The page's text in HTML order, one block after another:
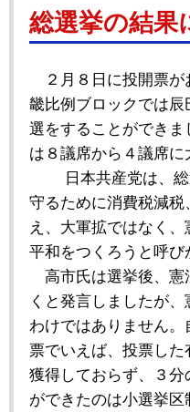
総選挙の結果
２月８日に投開票が
畿比例ブロックでは
選をすることができ
は８議席から４議席に
日本共産党は、総
守るために消費税減
え、大軍拡ではなく
平和をつくろうと呼び
高市氏は選挙後、憲
くと発言しましたが
わけではありません
票でいえば、投票し
獲得しておらず、３
ができたのは小選挙区